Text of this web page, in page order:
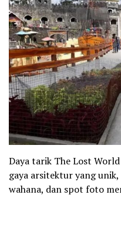
Daya tarik The Lost
gaya arsitektur yang
wahana, dan spot foto